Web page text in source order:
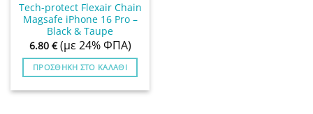
Tech-protect Flexair Chain
Magsafe iPhone 16 Pro –
Black & Taupe
6.80 € (με 24% ΦΠΑ)
ΠΡΟΣΘΉΚΗ ΣΤΟ ΚΑΛΆΘΙ